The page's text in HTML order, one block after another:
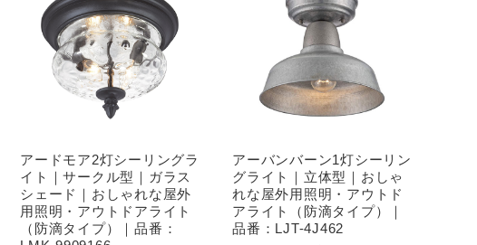
アードモア2灯シーリングラ
イト｜サークル型｜ガラス
シェード｜おしゃれな屋外
用照明・アウトドアライト
（防滴タイプ）｜品番：
アーバンバーン1灯シーリン
グライト｜立体型｜おしゃ
れな屋外用照明・アウトド
アライト（防滴タイプ）｜
品番：LJT-4J462